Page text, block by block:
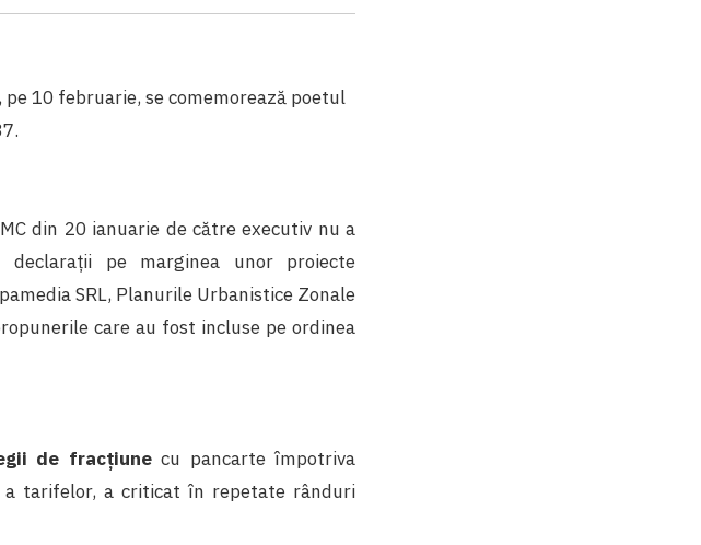
10 februarie, se comemorează poetul
din 20 ianuarie de către executiv nu a
pe marginea unor proiecte
SRL, Planurile Urbanistice Zonale
care au fost incluse pe ordinea
de fracțiunecu pancarte împotriva
tarifelor, a criticat în repetate rânduri